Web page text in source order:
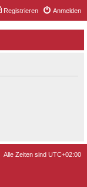
Anmelden
Registrieren
Alle Zeiten sind UTC+02:00